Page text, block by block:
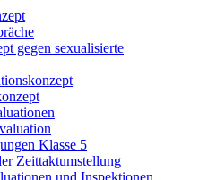
gegen sexualisierte
Klasse 5
Zeittaktumstellung
und Inspektionen